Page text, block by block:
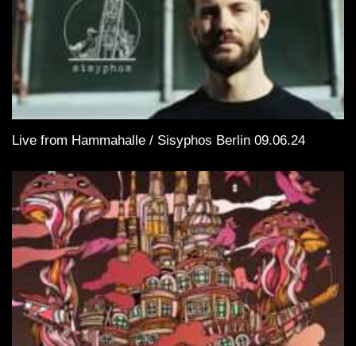
Live from Hammahalle / Sisyphos Berlin 09.06.24